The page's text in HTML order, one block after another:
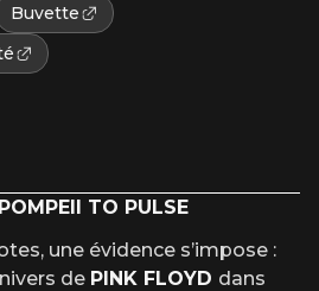
Buvette
TO PULSE
une évidence s’impose :
de PINK FLOYD dans